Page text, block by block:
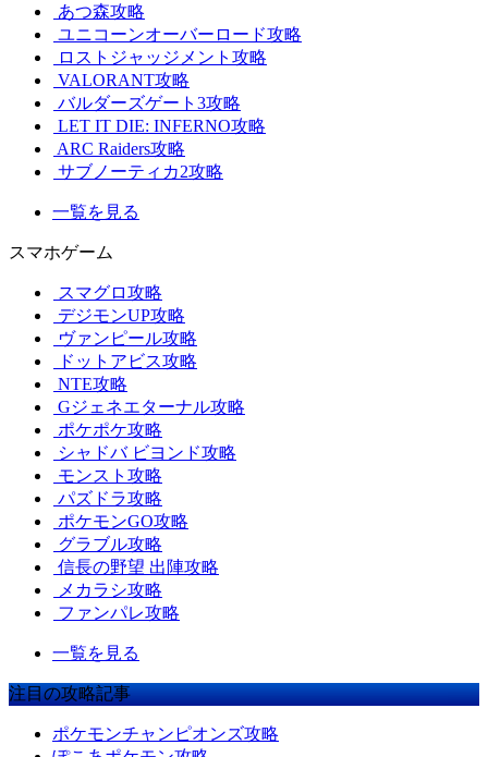
あつ森攻略
ユニコーンオーバーロード攻略
ロストジャッジメント攻略
VALORANT攻略
バルダーズゲート3攻略
LET IT DIE: INFERNO攻略
ARC Raiders攻略
サブノーティカ2攻略
一覧を見る
スマホゲーム
スマグロ攻略
デジモンUP攻略
ヴァンピール攻略
ドットアビス攻略
NTE攻略
Gジェネエターナル攻略
ポケポケ攻略
シャドバ ビヨンド攻略
モンスト攻略
パズドラ攻略
ポケモンGO攻略
グラブル攻略
信長の野望 出陣攻略
メカラシ攻略
ファンパレ攻略
一覧を見る
注目の攻略記事
ポケモンチャンピオンズ攻略